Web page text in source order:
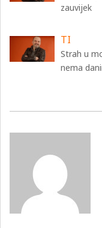
zauvijek
TI
Strah u
nema